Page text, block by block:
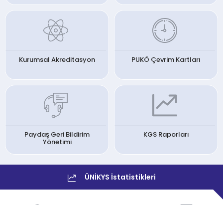
Kurumsal Akreditasyon PUKÖ Çevrim Kartları
Paydaş Geri Bildirim
Yönetimi
KGS Raporları
ÜNİKYS İstatistikleri